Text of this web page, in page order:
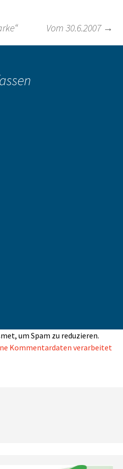
Vom 30.6.2007 →
um Spam zu reduzieren.
Kommentardaten verarbeitet